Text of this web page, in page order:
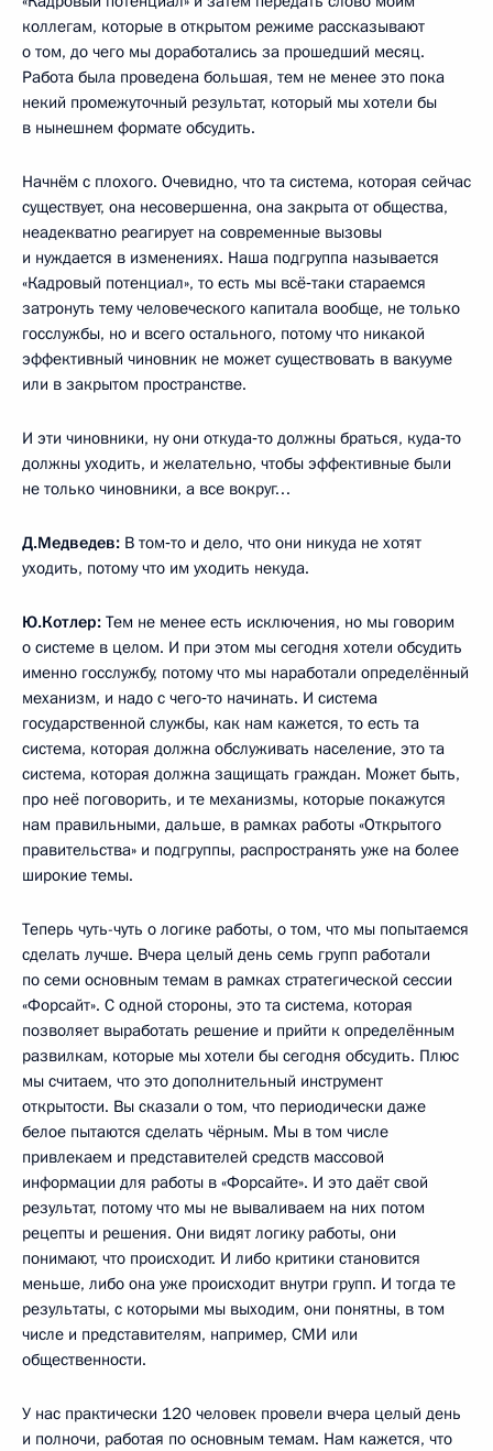
коллегам, которые в открытом режиме рассказывают
о том, до чего мы доработались за прошедший месяц.
Работа была проведена большая, тем не менее это пока
некий промежуточный результат, который мы хотели бы
в нынешнем формате обсудить.
Начнём с плохого. Очевидно, что та система, которая сейчас
существует, она несовершенна, она закрыта от общества,
неадекватно реагирует на современные вызовы
и нуждается в изменениях. Наша подгруппа называется
«Кадровый потенциал», то есть мы всё‑таки стараемся
затронуть тему человеческого капитала вообще, не только
госслужбы, но и всего остального, потому что никакой
эффективный чиновник не может существовать в вакууме
или в закрытом пространстве.
И эти чиновники, ну они откуда‑то должны браться, куда‑то
должны уходить, и желательно, чтобы эффективные были
не только чиновники, а все вокруг…
Д.Медведев: В том‑то и дело, что они никуда не хотят
уходить, потому что им уходить некуда.
Ю.Котлер: Тем не менее есть исключения, но мы говорим
о системе в целом. И при этом мы сегодня хотели обсудить
именно госслужбу, потому что мы наработали определённый
механизм, и надо с чего‑то начинать. И система
государственной службы, как нам кажется, то есть та
система, которая должна обслуживать население, это та
система, которая должна защищать граждан. Может быть,
про неё поговорить, и те механизмы, которые покажутся
нам правильными, дальше, в рамках работы «Открытого
правительства» и подгруппы, распространять уже на более
широкие темы.
Теперь чуть-чуть о логике работы, о том, что мы попытаемся
сделать лучше. Вчера целый день семь групп работали
по семи основным темам в рамках стратегической сессии
«Форсайт». С одной стороны, это та система, которая
позволяет выработать решение и прийти к определённым
развилкам, которые мы хотели бы сегодня обсудить. Плюс
мы считаем, что это дополнительный инструмент
открытости. Вы сказали о том, что периодически даже
белое пытаются сделать чёрным. Мы в том числе
привлекаем и представителей средств массовой
информации для работы в «Форсайте». И это даёт свой
результат, потому что мы не вываливаем на них потом
рецепты и решения. Они видят логику работы, они
понимают, что происходит. И либо критики становится
меньше, либо она уже происходит внутри групп. И тогда те
результаты, с которыми мы выходим, они понятны, в том
числе и представителям, например, СМИ или
общественности.
У нас практически 120 человек провели вчера целый день
и полночи, работая по основным темам. Нам кажется, что